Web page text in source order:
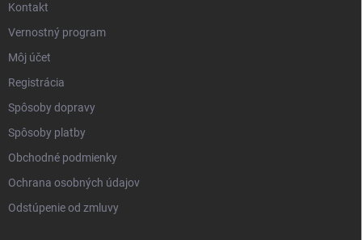
Kontakt
Vernostný program
Môj účet
Registrácia
Spôsoby dopravy
Spôsoby platby
Obchodné podmienky
Ochrana osobných údajov
Odstúpenie od zmluvy